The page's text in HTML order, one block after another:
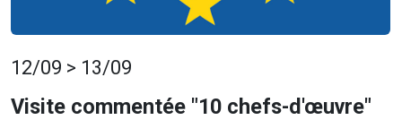
12/09 > 13/09
Visite commentée "10 chefs-d'œuvre"